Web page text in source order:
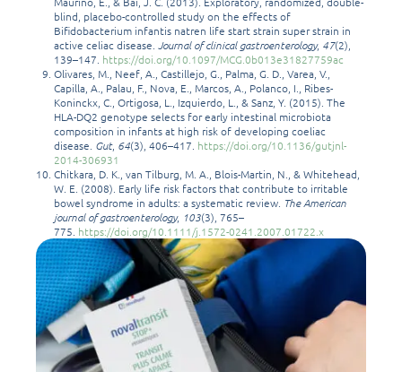
blind, placebo-controlled study on the effects of
Bifidobacterium infantis natren life start strain super strain in
active celiac disease. Journal of clinical gastroenterology, 47(2),
139–147. https://doi.org/10.1097/MCG.0b013e31827759ac
Olivares, M., Neef, A., Castillejo, G., Palma, G. D., Varea, V.,
Capilla, A., Palau, F., Nova, E., Marcos, A., Polanco, I., Ribes-
Koninckx, C., Ortigosa, L., Izquierdo, L., & Sanz, Y. (2015). The
HLA-DQ2 genotype selects for early intestinal microbiota
composition in infants at high risk of developing coeliac
disease. Gut, 64(3), 406–417. https://doi.org/10.1136/gutjnl-
2014-306931
Chitkara, D. K., van Tilburg, M. A., Blois-Martin, N., & Whitehead,
W. E. (2008). Early life risk factors that contribute to irritable
bowel syndrome in adults: a systematic review. The American
journal of gastroenterology, 103(3), 765–
775. https://doi.org/10.1111/j.1572-0241.2007.01722.x